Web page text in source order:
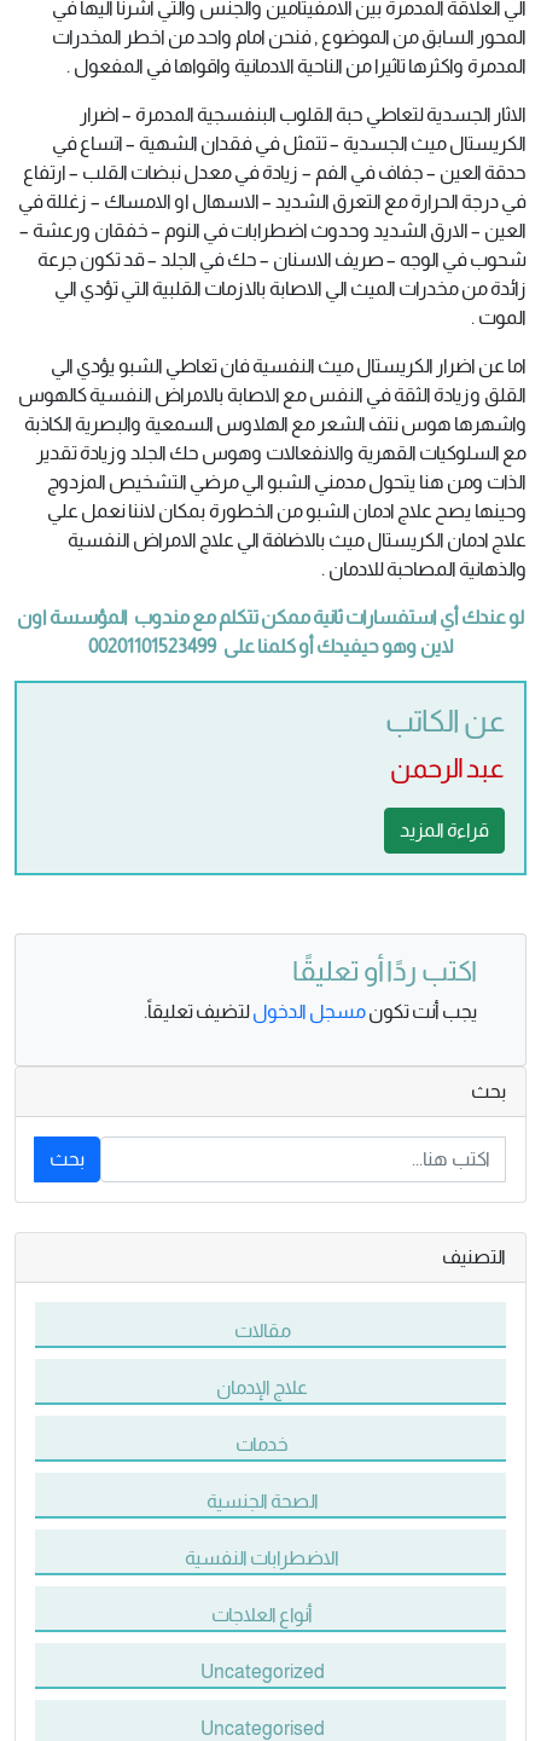
الي العلاقة المدمرة بين الامفيتامين والجنس والتي اشرنا اليها في
المحور السابق من الموضوع , فنحن امام واحد من اخطر المخدرات
المدمرة واكثرها تاثيرا من الناحية الادمانية واقواها في المفعول .
الاثار الجسدية لتعاطي حبة القلوب البنفسجية المدمرة – اضرار
الكريستال ميث الجسدية – تتمثل في فقدان الشهية – اتساع في
حدقة العين – جفاف في الفم – زيادة في معدل نبضات القلب – ارتفاع
في درجة الحرارة مع التعرق الشديد – الاسهال او الامساك – زغللة في
العين – الارق الشديد وحدوث اضطرابات في النوم – خفقان ورعشة –
شحوب في الوجه – صريف الاسنان – حك في الجلد – قد تكون جرعة
زائدة من مخدرات الميث الي الاصابة بالازمات القلبية التي تؤدي الي
الموت .
اما عن اضرار الكريستال ميث النفسية فان تعاطي الشبو يؤدي الي
القلق وزيادة الثقة في النفس مع الاصابة بالامراض النفسية كالهوس
واشهرها هوس نتف الشعر مع الهلاوس السمعية والبصرية الكاذبة
مع السلوكيات القهرية والانفعالات وهوس حك الجلد وزيادة تقدير
الذات ومن هنا يتحول مدمني الشبو الي مرضي التشخيص المزدوج
وحينها يصح علاج ادمان الشبو من الخطورة بمكان لاننا نعمل علي
علاج ادمان الكريستال ميث بالاضافة الي علاج الامراض النفسية
والذهانية المصاحبة للادمان .
لو عندك أي استفسارات ثانية ممكن تتكلم مع مندوب المؤسسة اون
لاين وهو حيفيدك أو كلمنا على 00201101523499
عن الكاتب
عبد الرحمن
قراءة المزيد
اكتب ردًا أو تعليقًا
يجب أنت تكونمسجل الدخوللتضيف تعليقاً.
بحث
بحث
التصنيف
مقالات
علاج الإدمان
خدمات
الصحة الجنسية
الاضطرابات النفسية
أنواع العلاجات
Uncategorized
Uncategorised